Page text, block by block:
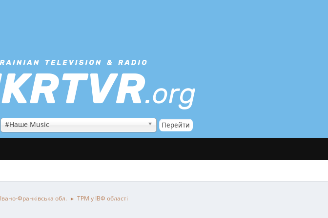
#Наше Music
Івано-Франківська обл. ► ТРМ у ІВФ області